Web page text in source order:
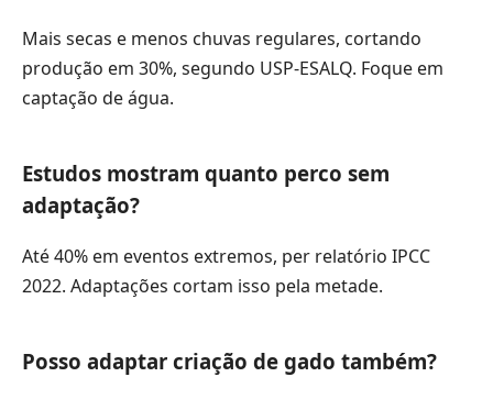
Mais secas e menos chuvas regulares, cortando
produção em 30%, segundo USP-ESALQ. Foque em
captação de água.
Estudos mostram quanto perco sem
adaptação?
Até 40% em eventos extremos, per relatório IPCC
2022. Adaptações cortam isso pela metade.
Posso adaptar criação de gado também?